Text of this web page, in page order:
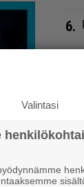
6.
Valintasi